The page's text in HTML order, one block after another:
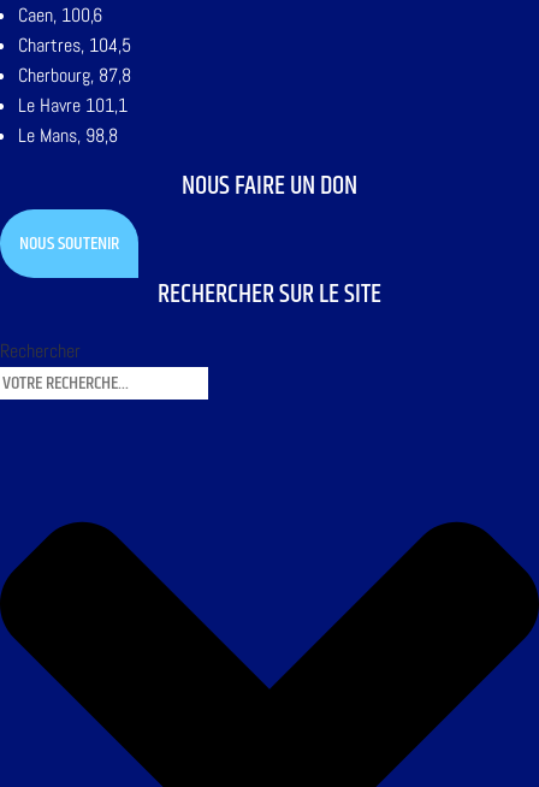
Caen, 100,6
Chartres, 104,5
Cherbourg, 87,8
Le Havre 101,1
Le Mans, 98,8
NOUS FAIRE UN DON
NOUS SOUTENIR
RECHERCHER SUR LE SITE
Rechercher